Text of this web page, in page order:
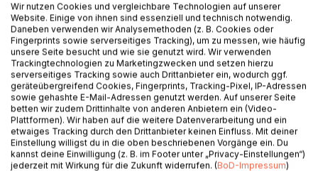
Marius ist ein quirliger Junge von vier Jahren. Seine Mutter
Iulia liebt ihn sehr doch auch ihren Beruf als Ärztin. Bei der
Trennung stellt ihr Partner einen Antrag auf
Kindersschutzmassnahmen. Und das Unglaubliche nimmt
seinen Lauf...
AUTOR/IN
PRESSESTIMMEN
Wir nutzen Cookies und vergleichbare Technologien auf unserer
Website. Einige von ihnen sind essenziell und technisch notwendig.
Daneben verwenden wir Analysemethoden (z. B. Cookies oder
Fingerprints sowie serverseitiges Tracking), um zu messen, wie häufig
unsere Seite besucht und wie sie genutzt wird. Wir verwenden
Trackingtechnologien zu Marketingzwecken und setzen hierzu
serverseitiges Tracking sowie auch Drittanbieter ein, wodurch ggf.
geräteübergreifend Cookies, Fingerprints, Tracking-Pixel, IP-Adressen
sowie gehashte E-Mail-Adressen genutzt werden. Auf unserer Seite
betten wir zudem Drittinhalte von anderen Anbietern ein (Video-
Plattformen). Wir haben auf die weitere Datenverarbeitung und ein
etwaiges Tracking durch den Drittanbieter keinen Einfluss. Mit deiner
Einstellung willigst du in die oben beschriebenen Vorgänge ein. Du
kannst deine Einwilligung (z. B. im Footer unter „Privacy-Einstellungen“)
jederzeit mit Wirkung für die Zukunft widerrufen. (BoD-Impressum)